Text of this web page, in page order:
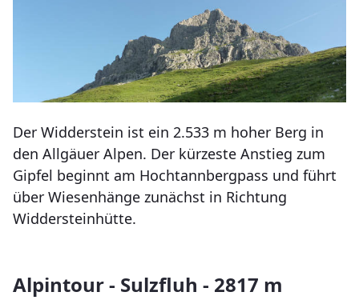
Der Widderstein ist ein 2.533 m hoher Berg in
den Allgäuer Alpen. Der kürzeste Anstieg zum
Gipfel beginnt am Hochtannbergpass und führt
über Wiesenhänge zunächst in Richtung
Widdersteinhütte.
Alpintour - Sulzfluh - 2817 m